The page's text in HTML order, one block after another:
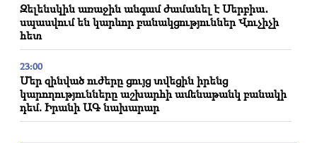
Զելենսկին առաջին անգամ ժամանել է Սերբիա․
սպասվում են կարևոր բանակցություններ Վուչիչի
հետ
23:00
Մեր զինված ուժերը ցույց տվեցին իրենց
կարողությունները աշխարհի ամենաթանկ բանակի
դեմ. Իրանի ԱԳ նախարար